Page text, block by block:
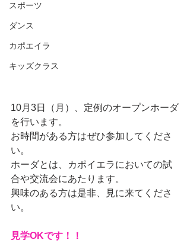
スポーツ
ダンス
カポエイラ
キッズクラス
10月3日（月）、定例のオープンホーダ
を行います。
お時間がある方はぜひ参加してくださ
い。
ホーダとは、カポイエラにおいての試
合や交流会にあたります。
興味のある方は是非、見に来てくださ
い。
見学OKです！！